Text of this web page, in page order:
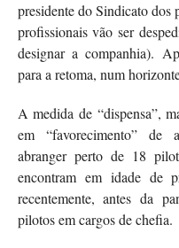
presidente do Sindicato dos
profissionais vão ser
designar a companhia).
para a retoma, num
A medida de “dispensa”,
em “favorecimento” de
abranger perto de 18
encontram em idade de
recentemente, antes da
pilotos em cargos de chefia.